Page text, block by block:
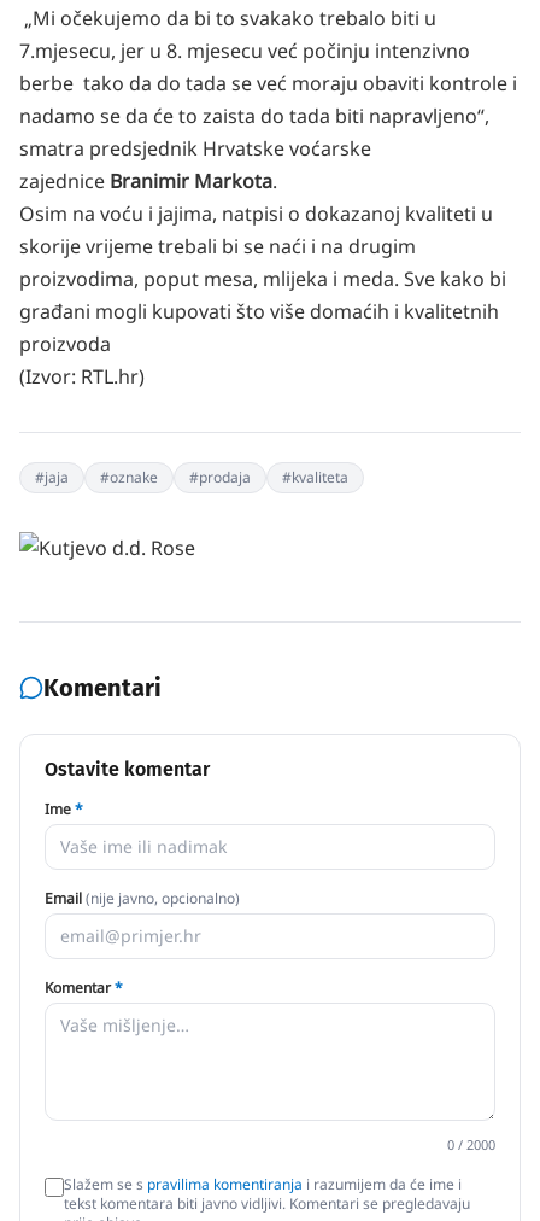
„Mi očekujemo da bi to svakako trebalo biti u
7.mjesecu, jer u 8. mjesecu već počinju intenzivno
berbe tako da do tada se već moraju obaviti kontrole i
nadamo se da će to zaista do tada biti napravljeno“,
smatra predsjednik Hrvatske voćarske
zajednice Branimir Markota.
Osim na voću i jajima, natpisi o dokazanoj kvaliteti u
skorije vrijeme trebali bi se naći i na drugim
proizvodima, poput mesa, mlijeka i meda. Sve kako bi
građani mogli kupovati što više domaćih i kvalitetnih
proizvoda
(Izvor: RTL.hr)
#jaja #oznake #prodaja #kvaliteta
Komentari
Ostavite komentar
Ime*
Email(nije javno, opcionalno)
Komentar*
0 / 2000
Slažem se s pravilima komentiranja i razumijem da će ime i
tekst komentara biti javno vidljivi. Komentari se pregledavaju